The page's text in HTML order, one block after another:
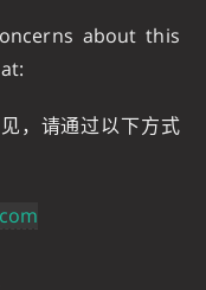
about this
，请通过以下方式